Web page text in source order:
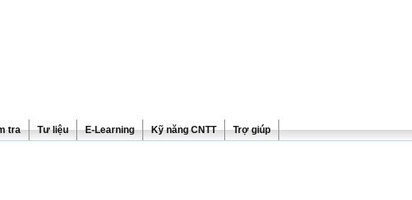
tra Tư liệu E-Learning Kỹ năng CNTT Trợ giúp